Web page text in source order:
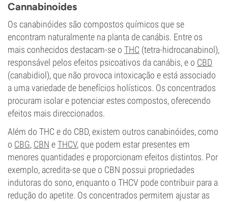
Cannabinoides
Os canabinóides são compostos químicos que se
encontram naturalmente na planta de canábis. Entre os
mais conhecidos destacam-se o THC (tetra-hidrocanabinol),
responsável pelos efeitos psicoativos da canábis, e o CBD
(canabidiol), que não provoca intoxicação e está associado
a uma variedade de benefícios holísticos. Os concentrados
procuram isolar e potenciar estes compostos, oferecendo
efeitos mais direccionados.
Além do THC e do CBD, existem outros canabinóides, como
o CBG, CBN eTHCV, que podem estar presentes em
menores quantidades e proporcionam efeitos distintos. Por
exemplo, acredita-se que o CBN possui propriedades
indutoras do sono, enquanto o THCV pode contribuir para a
redução do apetite. Os concentrados permitem ajustar as